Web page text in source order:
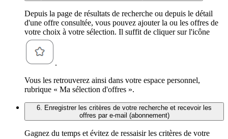
Depuis la page de résultats de recherche ou depuis le détail
d'une offre consultée, vous pouvez ajouter la ou les offres de
votre choix à votre sélection. Il suffit de cliquer sur l'icône
.
Vous les retrouverez ainsi dans votre espace personnel,
rubrique « Ma sélection d'offres ».
6. Enregistrer les critères de votre recherche et recevoir les
offres par e-mail (abonnement)
Gagnez du temps et évitez de ressaisir les critères de votre